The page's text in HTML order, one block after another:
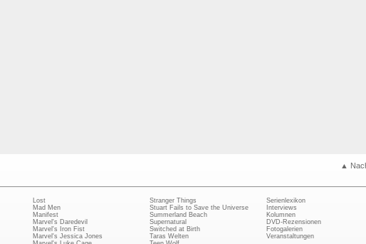
▲
Lost
Mad Men
Manifest
Marvel's Daredevil
Marvel's Iron Fist
Marvel's Jessica Jones
Stranger Things
Stuart Fails to Save the Universe
Summerland Beach
Supernatural
Switched at Birth
Taras Welten
Serienlexikon
Interviews
Kolumnen
DVD-Rezensionen
Fotogalerien
Veranstaltungen